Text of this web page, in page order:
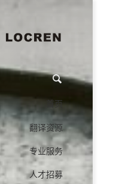
首页
翻译资源
专业服务
人才招募